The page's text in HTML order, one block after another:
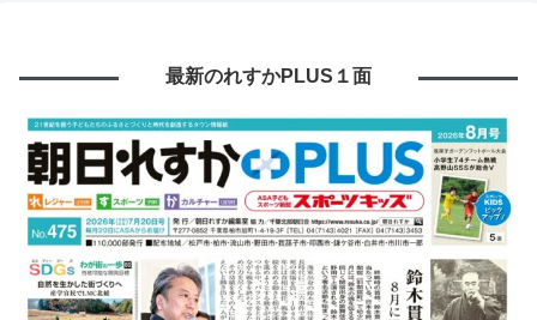
最新のれすかPLUS１面